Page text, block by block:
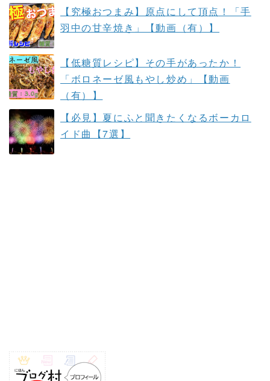
【究極おつまみ】原点にして頂点！「手
羽中の甘辛焼き」【動画（有）】
【低糖質レシピ】その手があったか！
「ボロネーゼ風もやし炒め」【動画
（有）】
【必見】夏にふと聞きたくなるボーカロ
イド曲【7選】